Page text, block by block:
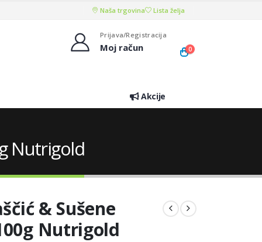
Naša trgovina Lista želja
Prijava/Registracija
Moj račun 0
Akcije
Nutrigold
& Sušene
Nutrigold